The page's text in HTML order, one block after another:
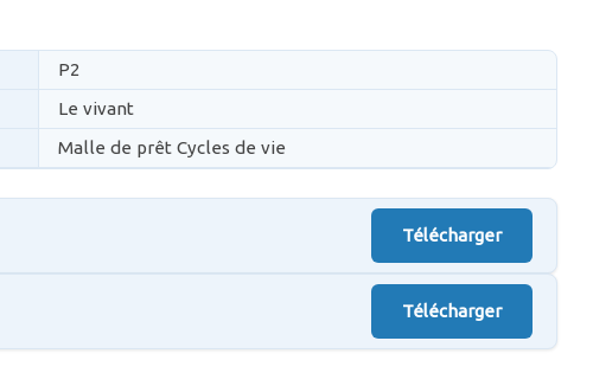
P2
Le vivant
Malle de prêt Cycles de vie
Télécharger
Télécharger